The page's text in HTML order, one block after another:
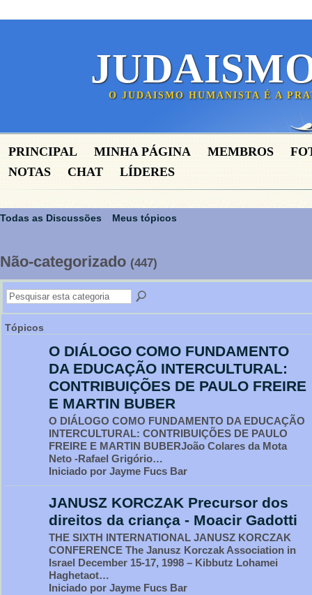
O JUDAISMO HUMANISTA É A
PRINCIPAL MINHA PÁGINA MEMBROS
NOTAS
CHAT LÍDERES
Todas as Discussões Meus tópicos
Não-categorizado (447)
Tópicos
O DIÁLOGO COMO FUNDAMENTO
DA EDUCAÇÃO INTERCULTURAL:
CONTRIBUIÇÕES DE PAULO FREIRE
E MARTIN BUBER
O DIÁLOGO COMO FUNDAMENTO DA EDUCAÇÃO
INTERCULTURAL: CONTRIBUIÇÕES DE PAULO
FREIRE E MARTIN BUBERJoão Colares da Mota
Neto -Rafael Grigório…
Iniciado por Jayme Fucs Bar
JANUSZ KORCZAK Precursor dos
direitos da criança - Moacir Gadotti
THE SIXTH INTERNATIONAL JANUSZ KORCZAK
CONFERENCE The Janusz Korczak Association in
Israel December 15-17, 1998 – Kibbutz Lohamei
Haghetaot…
Iniciado por Jayme Fucs Bar